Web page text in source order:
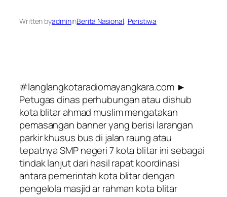
Written byadmininBerita Nasional, Peristiwa
#langlangkotaradiomayangkara.com ►
Petugas dinas perhubungan atau dishub
kota blitar ahmad muslim mengatakan
pemasangan banner yang berisi larangan
parkir khusus bus di jalan raung atau
tepatnya SMP negeri 7 kota blitar ini sebagai
tindak lanjut dari hasil rapat koordinasi
antara pemerintah kota blitar dengan
pengelola masjid ar rahman kota blitar